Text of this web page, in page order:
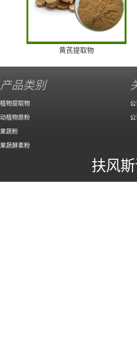
黄芪提取物
产品类别
植物提取物
动植物原粉
果蔬粉
果蔬酵素粉
公
扶风